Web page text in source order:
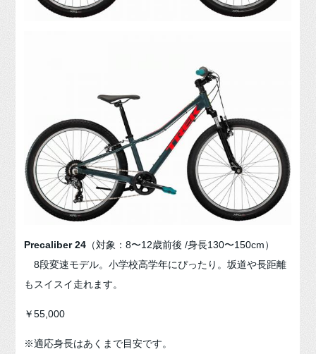
Precaliber 24 （対象：8〜12歳前後 /身長130〜150cm）
8段変速モデル。小学校高学年にぴったり。坂道や長距離
もスイスイ走れます。
￥55,000
※適応身長はあくまで目安です。